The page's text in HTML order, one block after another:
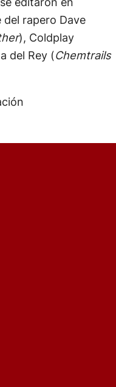
rapero Dave
), Coldplay
del Rey (Chemtrails